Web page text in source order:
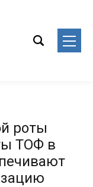
роты
ТОФ в